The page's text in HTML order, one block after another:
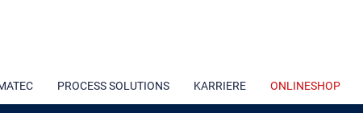
PROCESS SOLUTIONS KARRIERE ONLINESHOP